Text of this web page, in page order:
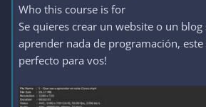
Who this course is for
Se quieres crear un website o un blog
aprender nada de programación, este
perfecto para vos!